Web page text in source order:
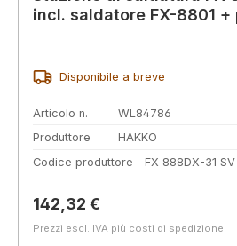
incl. saldatore FX-8801
Disponibile a breve
Articolo n.
WL84786
Produttore
HAKKO
Codice produttore
FX 888DX-31 SV
Prezzo normale:
142,32 €
Prezzi escl. IVA più costi di spedizione